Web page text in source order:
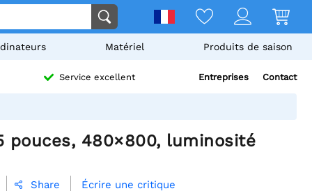
Matériel Produits de saison
Service excellent Entreprises Contact
pouces, 480×800, luminosité
 Share Écrire une critique